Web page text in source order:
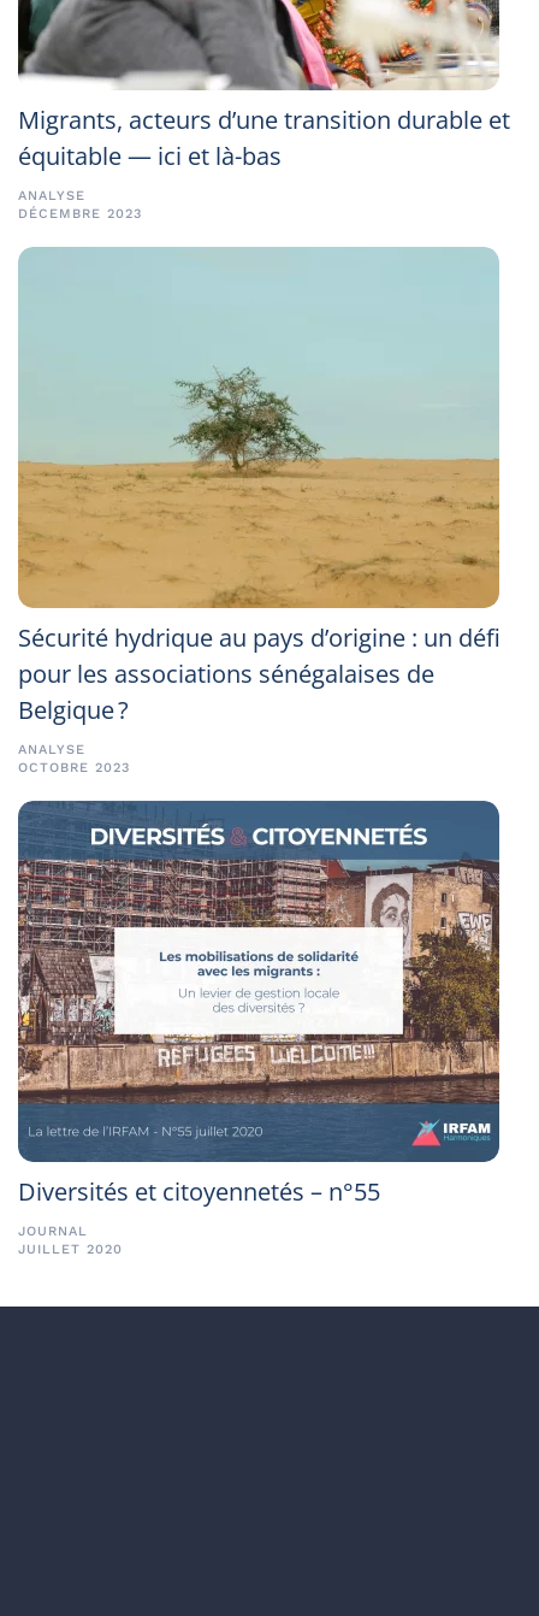
Migrants, acteurs d’une transition durable et
équitable — ici et là-bas
ANALYSE
DÉCEMBRE 2023
Sécurité hydrique au pays d’origine : un défi
pour les associations sénégalaises de
Belgique ?
ANALYSE
OCTOBRE 2023
Diversités et citoyennetés – n°55
JOURNAL
JUILLET 2020